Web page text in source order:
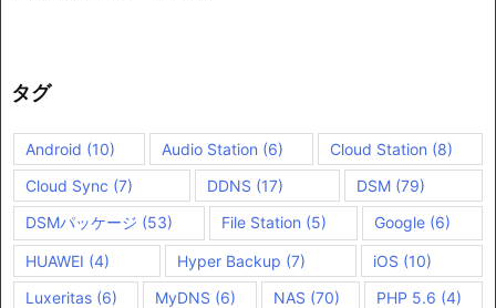
タグ
Android (10) Audio Station (6) Cloud Station (8)
Cloud Sync (7) DDNS (17) DSM (79)
DSMパッケージ (53) File Station (5) Google (6)
HUAWEI (4) Hyper Backup (7) iOS (10)
Luxeritas (6) MyDNS (6) NAS (70) PHP 5.6 (4)